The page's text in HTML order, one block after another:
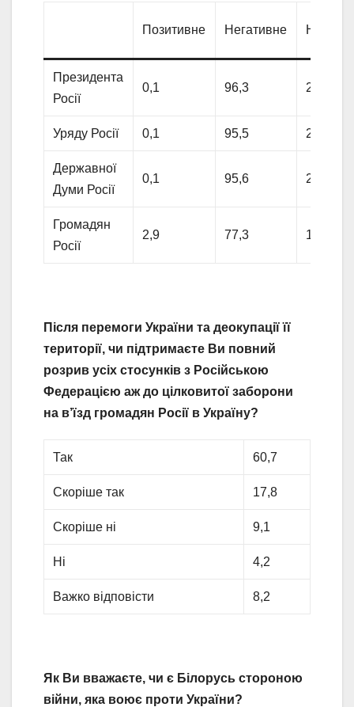
Позитивне Негативне
Президента
Росії
0,1 96,3 2,3
Уряду Росії 0,1 95,5 2,5
Державної
Думи Росії
0,1 95,6 2,7
Громадян
Росії
2,9 77,3 13,8
Після перемоги України та деокупації її
території, чи підтримаєте Ви повний
розрив усіх стосунків з Російською
Федерацією аж до цілковитої заборони
на в’їзд громадян Росії в Україну?
Так 60,7
Скоріше так 17,8
Скоріше ні 9,1
Ні 4,2
Важко відповісти 8,2
Як Ви вважаєте, чи є Білорусь стороною
війни, яка воює проти України?